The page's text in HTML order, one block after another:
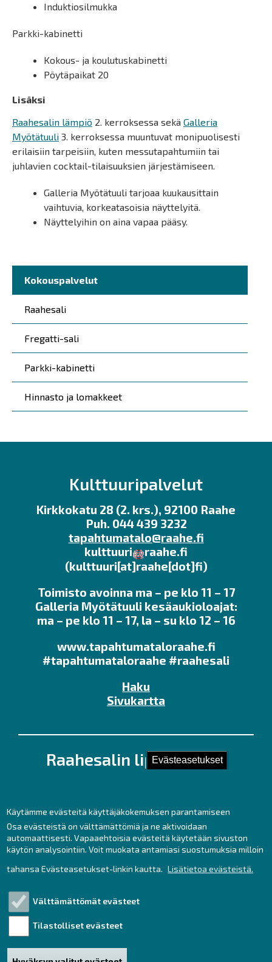
Evästeasetukset
Käytämme evästeitä käyttäjäkokemuksen parantamiseen
Osa evästeistä on välttämättömiä ja ne aktivoidaan
automaattisesti. Vapaaehtoisia evästeitä käytetään sivuston
käytön analysointiin. Voit muokata antamiasi suostumuksia milloin
tahansa Evästeasetukset-linkin kautta. Lisätietoa evästeistä.
Välttämättömät evästeet
Tilastolliset evästeet
Päävalikko
Kokouspalvelut
Raahesali
Fregatti-sali
Parkki-kabinetti
Hinnasto ja lomakkeet
Induktiosilmukka
Parkki-kabinetti
Kokous- ja koulutuskabinetti
Pöytäpaikat 20
Lisäksi
Raahesalin lämpiö 2. kerroksessa sekä Galleria
Myötätuuli 3. kerroksessa muuntuvat monipuolisesti
erilaisiin tarpeisiin, kuten messutapahtumiin tai
juhlavien cocktail-tilaisuuksien järjestämiseen.
Galleria Myötätuuli tarjoaa kuukausittain
vaihtuvia, korkeatasoisia näyttelyitä.
Näyttelyihin on aina vapaa pääsy.
Kulttuuripalvelut
Kirkkokatu 28 (2. krs.), 92100 Raahe
Puh. 044 439 3232
tapahtumatalo@raahe.fi
kulttuuri
raahe.fi
(kulttuuri[at]raahe[dot]fi)
Toimisto avoinna ma – pe klo 11 – 17
Galleria Myötätuuli kesäaukioloajat:
ma – pe klo 11 – 17, la – su klo 12 – 16
www.tapahtumataloraahe.fi
#tapahtumataloraahe #raahesali
Haku
Sivukartta
Raahesalin lipunmyynti
Puh. 044 439 3237
Kesäaukioloajat ma – pe klo 11 – 17
sekä tunti ennen tilaisuuksia.
lipunmyynti
raahe.fi
Liput netistä: